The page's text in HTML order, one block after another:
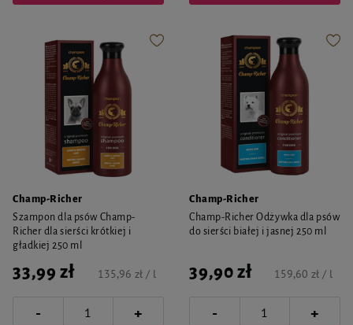
Champ-Richer
Szampon dla psów Champ-
Richer dla sierści krótkiej i
gładkiej 250 ml
33,99 zł 135,96 zł / l
- +
Champ-Richer
Champ-Richer Odżywka dla psów
do sierści białej i jasnej 250 ml
39,90 zł 159,60 zł / l
- +